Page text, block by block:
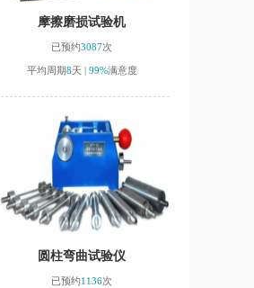
摩擦磨损试验机
已预约3087次
平均周期8天 | 99%满意度
圆柱弯曲试验仪
已预约1136次